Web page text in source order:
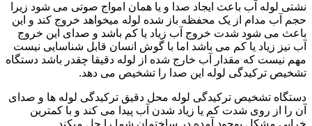
نشتی لوله آب باعث ایجاد صدا و یا همان امواج صوتی می شود زیرا
حجم آب مدام از یک محفظه باز شده لوله میخواهد خروج کند و این
باعث می شود شدت خروج آب زیاد یا کم باشد و صدای این خروج
آب نیز زیاد یا کم می باشد اما با گوش انسان قابل شناسایی نیست
مهم نیست که مقدار آب خارج شده از لوله دقیقا چقدر باشد دستگاه
تشخیص ترکیدگی لوله این صدا را تشخیص می دهد.
دستگاه تشخیص ترکیدگی لوله محل دقیق ترکیدگی لوله ها و صدای
آن را از روی شدت کم یا زیاد شدن آب پیدا می کند و با کمترین
خرابی مشکل بوجود آمده در ساختمان شما را حل میکند.